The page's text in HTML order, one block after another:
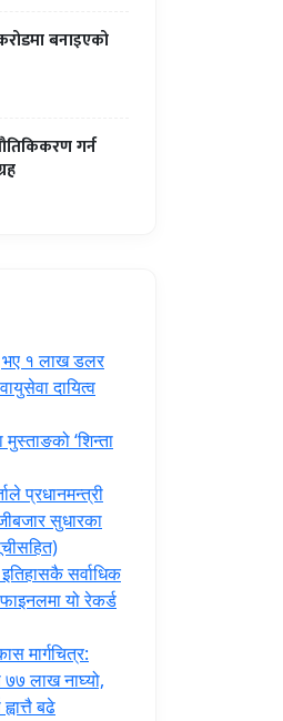
बनाइएको
गर्न
भए १ लाख डलर
दायित्व
मुस्ताङको ‘शिन्ता
प्रधानमन्त्री
सुधारका
सर्वाधिक
यो रेकर्ड
मार्गचित्र:
७७ लाख नाघ्यो,
बढे